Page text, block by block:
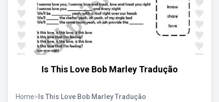
Is This Love Bob Marley Tradução
Home> Is This Love Bob Marley Tradução